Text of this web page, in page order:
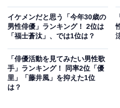
「髭一つでいろんな役に憑依
際に映画の役でも髭が似合っ
性）、「役者として重みを感
ど、髭があることで役者とし
いう声もありました。
イケメンだと思う「今年30歳の
男性俳優」ランキング！ 2位は
「福士蒼汰」、では1位は？
「俳優活動を見てみたい男性歌
手」ランキング！ 同率2位「優
里」「藤井風」を抑えた1位
は？